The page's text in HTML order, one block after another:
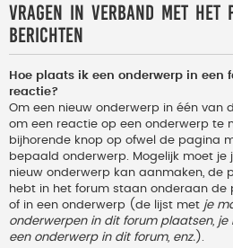
Vragen in verband met het
berichten
Hoe plaats ik een onderwerp in een
reactie?
Om een nieuw onderwerp in één van
om een reactie op een onderwerp te
bijhorende knop op ofwel de pagina
bepaald onderwerp. Mogelijk moet je
nieuw onderwerp kan aanmaken, de
hebt in het forum staan onderaan
of in een onderwerp (de lijst met je
onderwerpen in dit forum plaatsen,
een onderwerp in dit forum, enz. ).